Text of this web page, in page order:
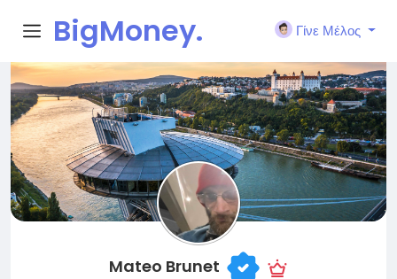
BigMoney.
VIP
Γίνε Μέλος
Mateo Brunet